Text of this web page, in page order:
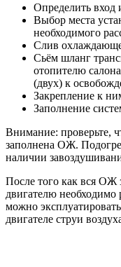
Определить вход
Выбор места
необходимого
Слив
Сьём шланг
отопителю
(двух) к
Закрепление к
Заполнение
Внимание: проверьте,
заполнена ОЖ.
наличии
После того как вся ОЖ
двигателю необходимо
можно
двигателе струи